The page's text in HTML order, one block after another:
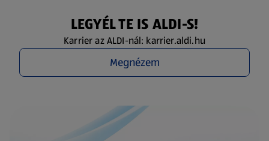
LEGYÉL TE IS ALDI-S!
Karrier az ALDI-nál: karrier.aldi.hu
Megnézem